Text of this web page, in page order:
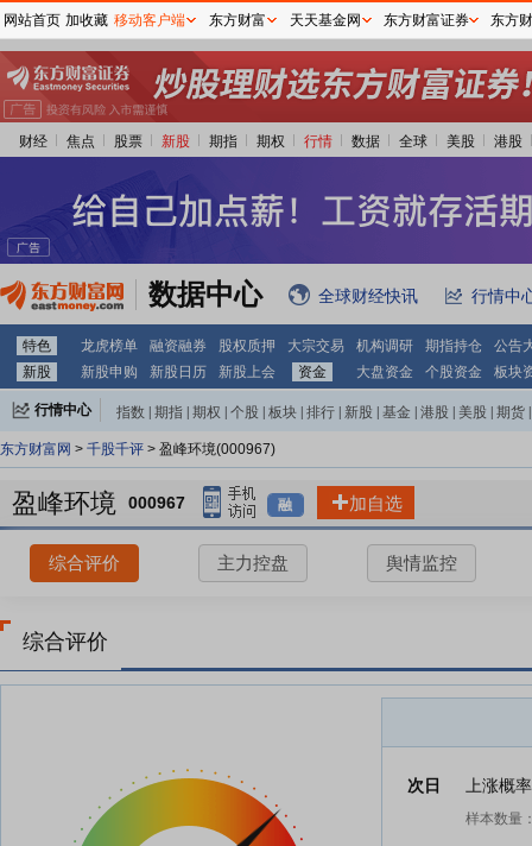
财经 焦点 股票 新股 期指 期权 行情 数据 全球 美股 港股
数据中心 全球财经快讯 行情中
特色 龙虎榜单 融资融券 股权质押 大宗交易 机构调研 期指持仓
公告
新股
新股申购 新股日历 新股上会 资金 大盘资金 个股资金 板块
行情中心 指数 期指 期权 个股 板块 排行 新股 基金 港股 美股 期货
东方财富网 > 千股千评 > 盈峰环境(000967)
盈峰环境 000967 融 加自选
综合评价 主力控盘 舆情监控
综合评价
次日 上涨概
样本数量
网站首页 加收藏 移动客户端 东方财富 天天基金网 东方财富证券 东方